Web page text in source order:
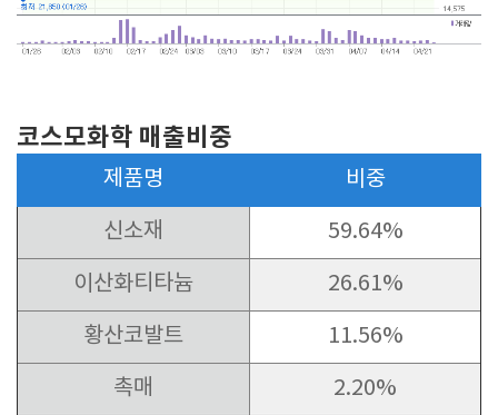
코스모화학 매출비중
제품명 비중
신소재 59.64%
이산화티타늄 26.61%
황산코발트 11.56%
촉매 2.20%